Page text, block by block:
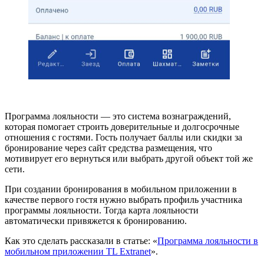
Программа лояльности — это система вознаграждений,
которая помогает строить доверительные и долгосрочные
отношения с гостями. Гость получает баллы или скидки за
бронирование через сайт средства размещения, что
мотивирует его вернуться или выбрать другой объект той же
сети.
При создании бронирования в мобильном приложении в
качестве первого гостя нужно выбрать профиль участника
программы лояльности. Тогда карта лояльности
автоматически привяжется к бронированию.
Как это сделать рассказали в статье: «Программа лояльности в
мобильном приложении TL Extranet».